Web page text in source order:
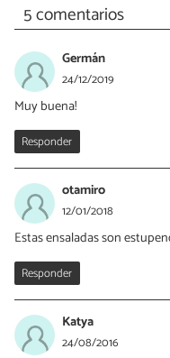
5 comentarios
Germán
24/12/2019
Muy buena!
Responder
otamiro
12/01/2018
Estas ensaladas son
Responder
Katya
24/08/2016